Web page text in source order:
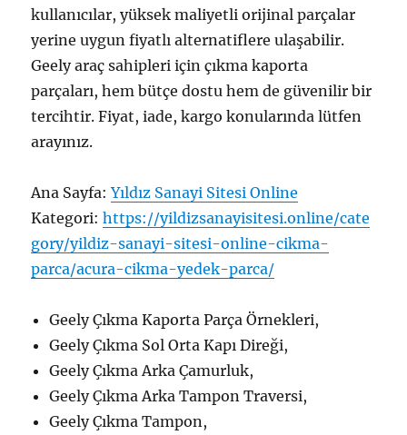
kullanıcılar, yüksek maliyetli orijinal parçalar
yerine uygun fiyatlı alternatiflere ulaşabilir.
Geely araç sahipleri için çıkma kaporta
parçaları, hem bütçe dostu hem de güvenilir bir
tercihtir. Fiyat, iade, kargo konularında lütfen
arayınız.
Ana Sayfa:Yıldız Sanayi Sitesi Online
Kategori:https://yildizsanayisitesi.online/cate
gory/yildiz-sanayi-sitesi-online-cikma-
parca/acura-cikma-yedek-parca/
Geely Çıkma Kaporta Parça Örnekleri,
Geely Çıkma Sol Orta Kapı Direği,
Geely Çıkma Arka Çamurluk,
Geely Çıkma Arka Tampon Traversi,
Geely Çıkma Tampon,